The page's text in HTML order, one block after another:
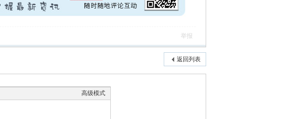
举报
返回列表
高级模式